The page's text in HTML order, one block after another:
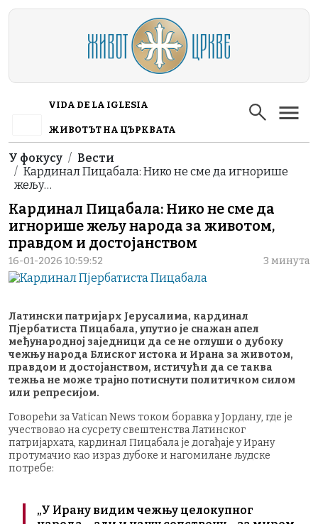
Skip to main content
VIDA DE LA IGLESIA
ЖИВОТЪТ НА ЦЪРКВАТА
Breadcrumb
У фокусу
Вести
Кардинал Пицабала: Нико не сме да игнорише
жељу…
Кардинал Пицабала: Нико не сме да
игнорише жељу народа за животом,
правдом и достојанством
16-01-2026 10:59:52 3 минута
Латински патријарх Јерусалима, кардинал
Пјербатиста Пицабала, упутио је снажан апел
међународној заједници да се не оглуши о дубоку
чежњу народа Блиског истока и Ирана за животом,
правдом и достојанством, истичући да се таква
тежња не може трајно потиснути политичком силом
или репресијом.
Говорећи за Vatican News током боравка у Јордану, где је
учествовао на сусрету свештенства Латинског
патријархата, кардинал Пицабала је догађаје у Ирану
протумачио као израз дубоке и нагомилане људске
потребе:
„У Ирану видим чежњу целокупног